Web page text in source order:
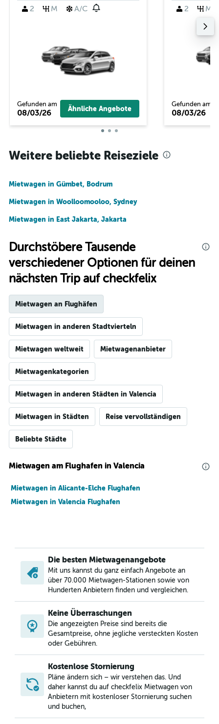
2
M A/C
Gefunden am
08/03/26 Ähnliche Angebote
2 M
Gefunden am
08/03/26
Weitere beliebte Reiseziele
Mietwagen in Gümbet, Bodrum
Mietwagen in Woolloomooloo, Sydney
Mietwagen in East Jakarta, Jakarta
Durchstöbere Tausende
verschiedener Optionen für deinen
nächsten Trip auf checkfelix
Mietwagen an Flughäfen
Mietwagen in anderen Stadtvierteln
Mietwagen weltweit Mietwagenanbieter
Mietwagenkategorien
Mietwagen in anderen Städten in Valencia
Mietwagen in Städten Reise vervollständigen
Beliebte Städte
Mietwagen am Flughafen in Valencia
Mietwagen in Alicante-Elche Flughafen
Mietwagen in Valencia Flughafen
Die besten Mietwagenangebote
Mit uns kannst du ganz einfach Angebote an
über 70.000 Mietwagen-Stationen sowie von
Hunderten Anbietern finden und vergleichen.
Keine Überraschungen
Die angezeigten Preise sind bereits die
Gesamtpreise, ohne jegliche versteckten Kosten
oder Gebühren.
Kostenlose Stornierung
Pläne ändern sich – wir verstehen das. Und
daher kannst du auf checkfelix Mietwagen von
Anbietern mit kostenloser Stornierung suchen
und buchen,